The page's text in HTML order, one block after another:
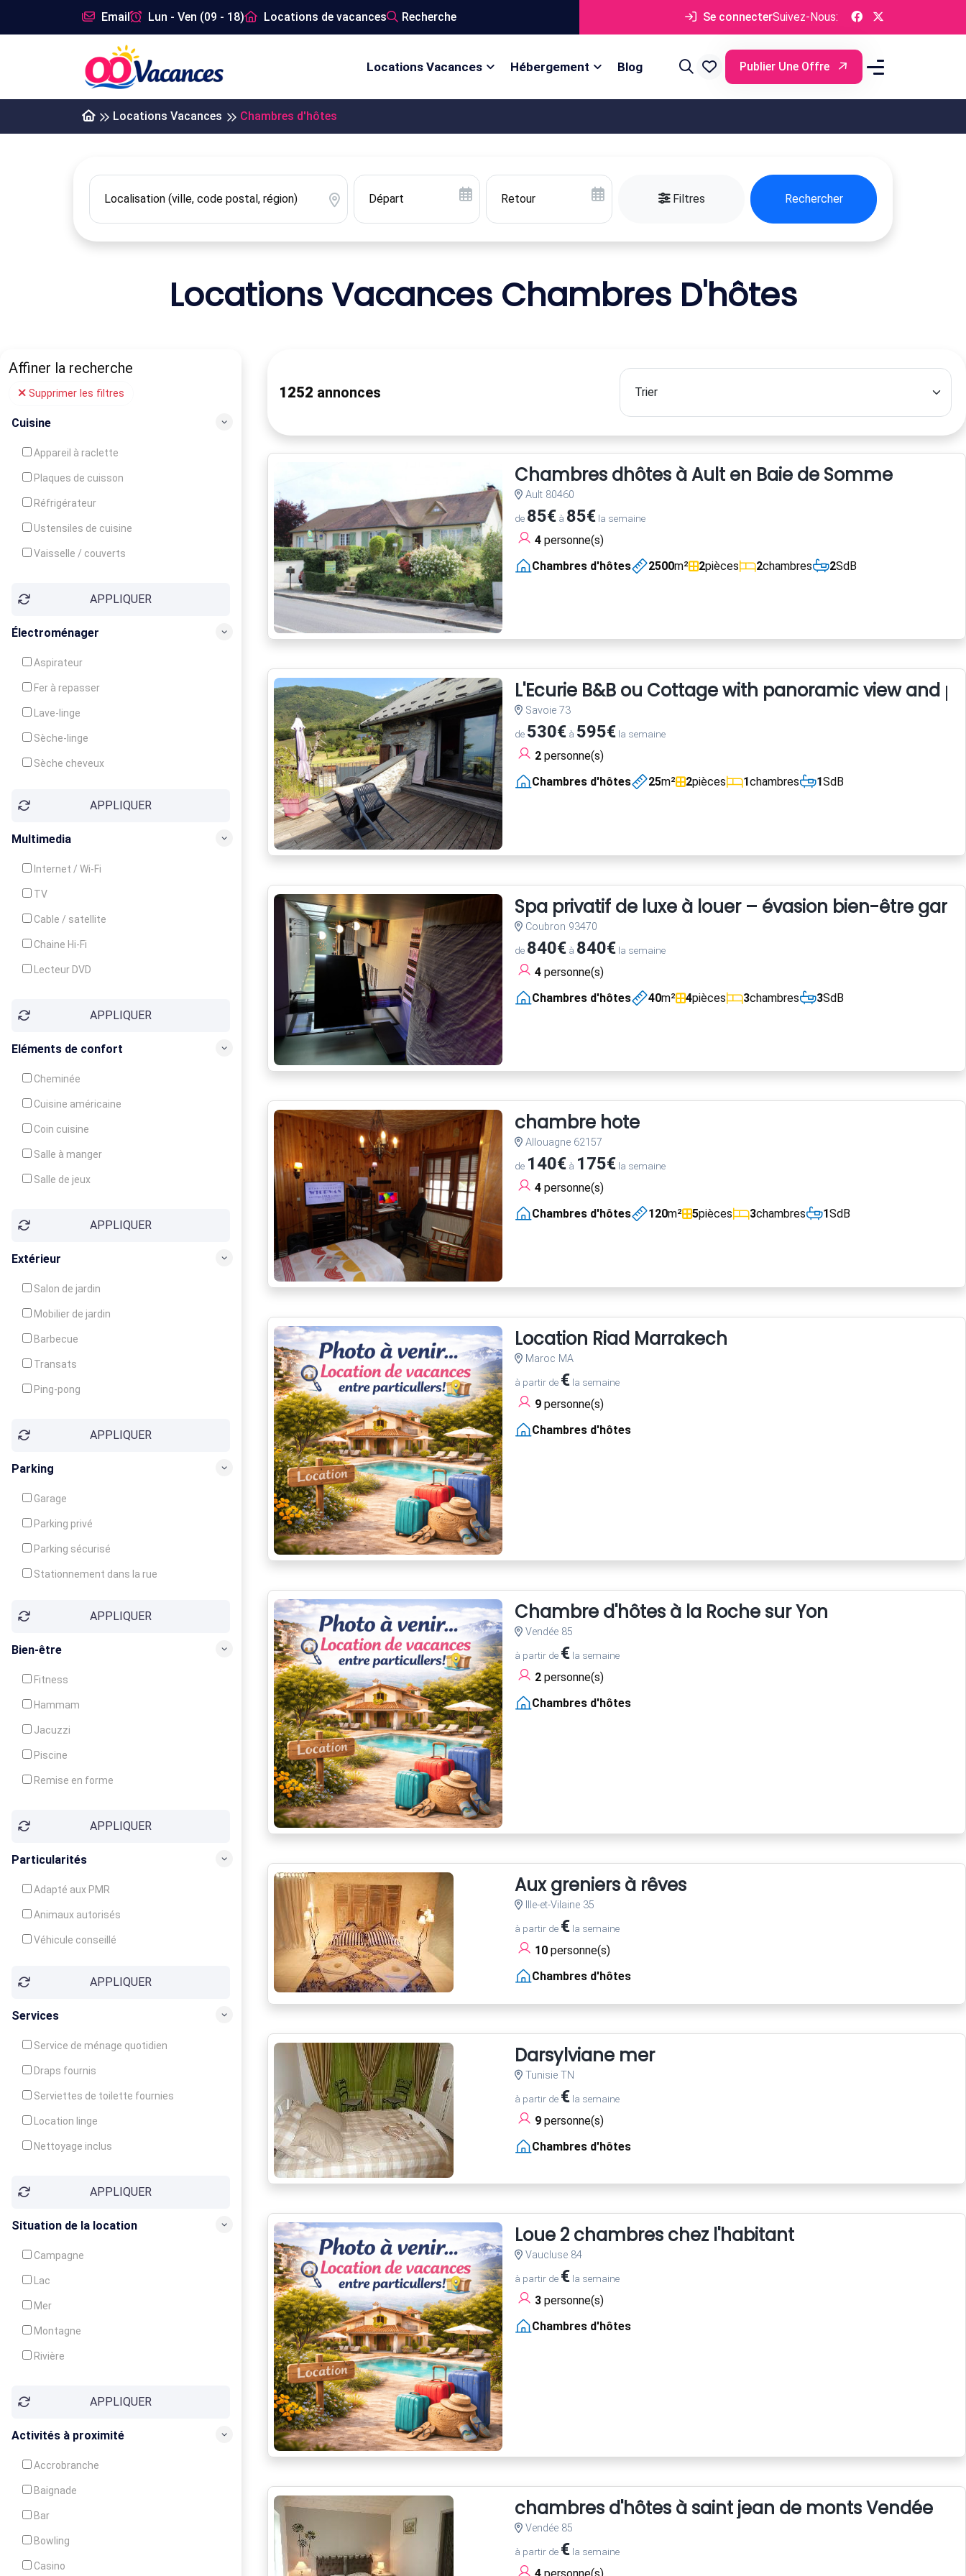
Email Lun - Ven (09 - 18) Locations de vacances Recherche Se connecterSuivez-Nous:
Locations Vacances Hébergement Blog Publier Une Offre
Locations Vacances Chambres d'hôtes
Filtres Rechercher
Locations Vacances Chambres D'hôtes
Affiner la recherche
Supprimer les filtres
Cuisine
Appareil à raclette
Plaques de cuisson
Réfrigérateur
Ustensiles de cuisine
Vaisselle / couverts
Congélateur
APPLIQUER
Électroménager
Aspirateur
Fer à repasser
Lave-linge
Sèche-linge
Sèche cheveux
APPLIQUER
Multimedia
Internet / Wi-Fi
TV
Cable / satellite
Chaine Hi-Fi
Lecteur DVD
APPLIQUER
Eléments de confort
Cheminée
Cuisine américaine
Coin cuisine
Salle à manger
Salle de jeux
Balcon / Terrasse
APPLIQUER
Extérieur
Salon de jardin
Mobilier de jardin
Barbecue
Transats
Ping-pong
Jeux d'enfantsAPPLIQUER
Parking
Garage
Parking privé
Parking sécurisé
Stationnement dans la rue
APPLIQUER
Bien-être
Fitness
Hammam
Jacuzzi
Piscine
Remise en forme
Soins du corpsAPPLIQUER
Particularités
Adapté aux PMR
Animaux autorisés
Véhicule conseillé
APPLIQUER
Services
Service de ménage quotidien
Draps fournis
Serviettes de toilette fournies
Location linge
Nettoyage inclus
Garde d'enfants
Crèche
APPLIQUER
Situation de la location
Campagne
Lac
Mer
Montagne
Rivière
APPLIQUER
Activités à proximité
Accrobranche
Baignade
Bar
Bowling
Casino
1252 annonces
Chambres dhôtes à Ault en Baie de Somme
Ault 80460
de 85€à 85€la semaine
4personne(s)
Chambres d'hôtes
2500m² 2pièces 2chambres 2SdB
L'Ecurie B&B ou Cottage with panoramic view and
Savoie 73
de 530€à 595€la semaine
2personne(s)
Chambres d'hôtes
25m² 2pièces 1chambres 1SdB
Spa privatif de luxe à louer – évasion bien-être
Coubron 93470
de 840€à 840€la semaine
4personne(s)
Chambres d'hôtes
40m² 4pièces 3chambres 3SdB
chambre hote
Allouagne 62157
de 140€à 175€la semaine
4personne(s)
Chambres d'hôtes
120m² 5pièces 3chambres 1SdB
Location Riad Marrakech
Maroc MA
à partir de €la semaine
9personne(s)
Chambres d'hôtes
Chambre d'hôtes à la Roche sur Yon
Vendée 85
à partir de €la semaine
2personne(s)
Chambres d'hôtes
Aux greniers à rêves
Ille-et-Vilaine 35
à partir de €la semaine
10personne(s)
Chambres d'hôtes
Darsylviane mer
Tunisie TN
à partir de €la semaine
9personne(s)
Chambres d'hôtes
Loue 2 chambres chez l'habitant
Vaucluse 84
à partir de €la semaine
3personne(s)
Chambres d'hôtes
chambres d'hôtes à saint jean de monts Vendée
Vendée 85
à partir de €la semaine